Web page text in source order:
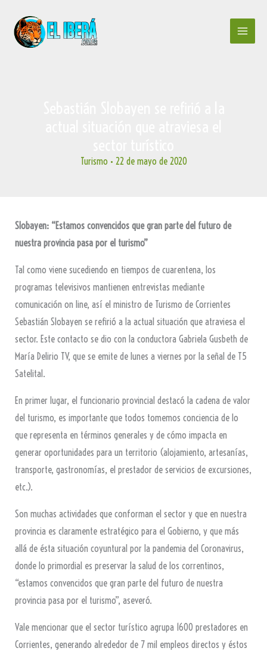
contenido
Turismo• 22 de mayo de 2020
Slobayen: “Estamos convencidos que gran parte del futuro de
nuestra provincia pasa por el turismo”
Tal como viene sucediendo en tiempos de cuarentena, los
programas televisivos mantienen entrevistas mediante
comunicación on line, así el ministro de Turismo de Corrientes
Sebastián Slobayen se refirió a la actual situación que atraviesa el
sector. Este contacto se dio con la conductora Gabriela Gusbeth de
María Delirio TV, que se emite de lunes a viernes por la señal de T5
Satelital.
En primer lugar, el funcionario provincial destacó la cadena de valor
del turismo, es importante que todos tomemos conciencia de lo
que representa en términos generales y de cómo impacta en
generar oportunidades para un territorio (alojamiento, artesanías,
transporte, gastronomías, el prestador de servicios de excursiones,
etc.).
Son muchas actividades que conforman el sector y que en nuestra
provincia es claramente estratégico para el Gobierno, y que más
allá de ésta situación coyuntural por la pandemia del Coronavirus,
donde lo primordial es preservar la salud de los correntinos,
“estamos convencidos que gran parte del futuro de nuestra
provincia pasa por el turismo”, aseveró.
Vale mencionar que el sector turístico agrupa 1600 prestadores en
Corrientes, generando alrededor de 7 mil empleos directos y éstos